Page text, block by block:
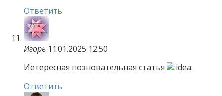
Ответить
Игорь 11.01.2025 12:50
Иетересная позновательная статья
Ответить